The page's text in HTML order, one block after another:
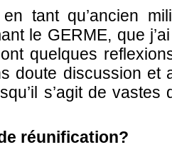
tant qu’ancien
le GERME, que
quelques
doute discussion et
s’agit de
réunification?